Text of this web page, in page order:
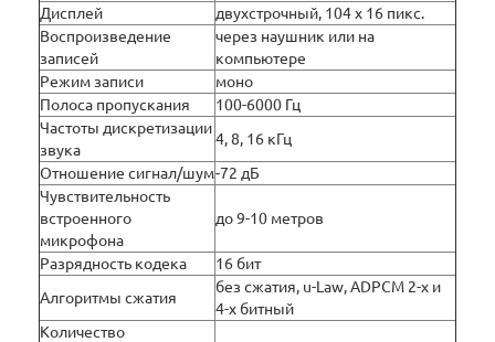
Дисплей
двухстрочный, 104 x 16 пикс.
Воспроизведение
записей
через наушник или на
компьютере
Режим записи
моно
Полоса пропускания
100-6000 Гц
Частоты дискретизации
звука
4, 8, 16 кГц
Отношение сигнал/шум-72 дБ
Чувствительность
встроенного
микрофона
до 9-10 метров
Разрядность кодека
16 бит
Алгоритмы сжатия
без сжатия, u-Law, ADPCM 2-х и
4-х битный
Количество